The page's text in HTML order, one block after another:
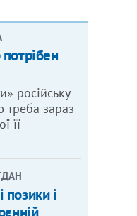
російську
треба зараз
її
і